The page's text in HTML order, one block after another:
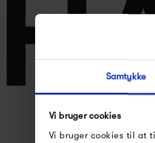
Samtykke
Vi bruger cookies
Vi bruger cookies til at